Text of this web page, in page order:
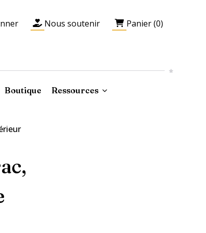
Nous soutenir Panier (0)
Boutique Ressources